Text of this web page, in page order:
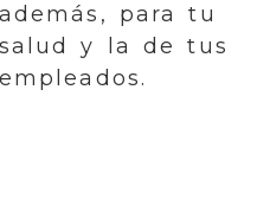
además, para tu
salud y la de tus
empleados.